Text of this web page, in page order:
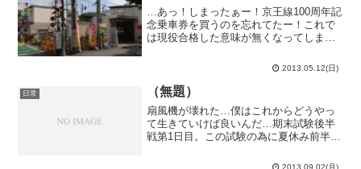
…あっ！しまったぁー！京王線100周年記
念乗車券を買うのを忘れてたー！これで
は現役合格した意味が無くなってしま
は完売！？何という事だ…まぁ、1駅
1,000枚の限定販売で発売（4/14）からほ
ぼ1ヶ月経って...
2013.05.12(日)
日常 （無題）
扇風機が壊れた…僕はこれからどうやっ
て生きていけば良いんだ…期末試験後半
戦第1日目。この試験の為に夏休み前半の
した。この試験が終わったらあの子に告
2013.09.02(月)